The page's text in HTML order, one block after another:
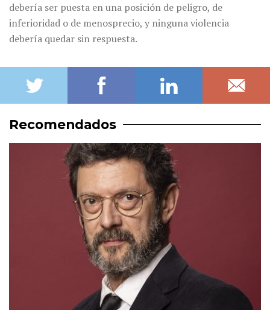
debería ser puesta en una posición de peligro, de
inferioridad o de menosprecio, y ninguna violencia
debería quedar sin respuesta.
Recomendados